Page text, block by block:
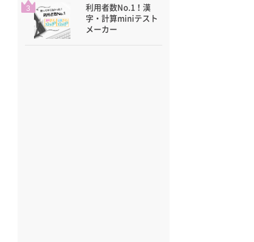
3
利用者数No.1！漢
字・計算miniテスト
メーカー